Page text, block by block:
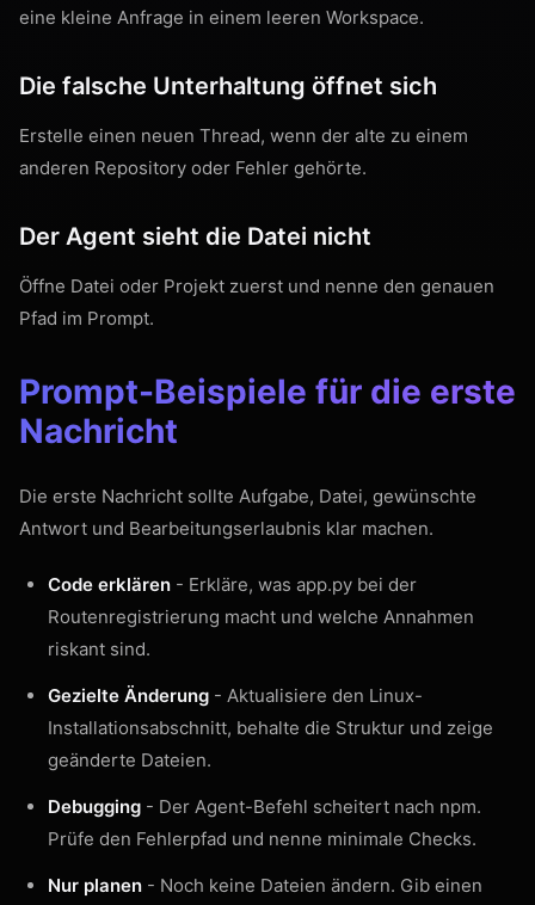
eine kleine Anfrage in einem leeren Workspace.
Die falsche Unterhaltung öffnet sich
Erstelle einen neuen Thread, wenn der alte zu einem
anderen Repository oder Fehler gehörte.
Der Agent sieht die Datei nicht
Öffne Datei oder Projekt zuerst und nenne den genauen
Pfad im Prompt.
Prompt-Beispiele für die erste
Nachricht
Die erste Nachricht sollte Aufgabe, Datei, gewünschte
Antwort und Bearbeitungserlaubnis klar machen.
Code erklären - Erkläre, was app.py bei der
Routenregistrierung macht und welche Annahmen
riskant sind.
Gezielte Änderung - Aktualisiere den Linux-
Installationsabschnitt, behalte die Struktur und zeige
geänderte Dateien.
Debugging - Der Agent-Befehl scheitert nach npm.
Prüfe den Fehlerpfad und nenne minimale Checks.
Nur planen - Noch keine Dateien ändern. Gib einen